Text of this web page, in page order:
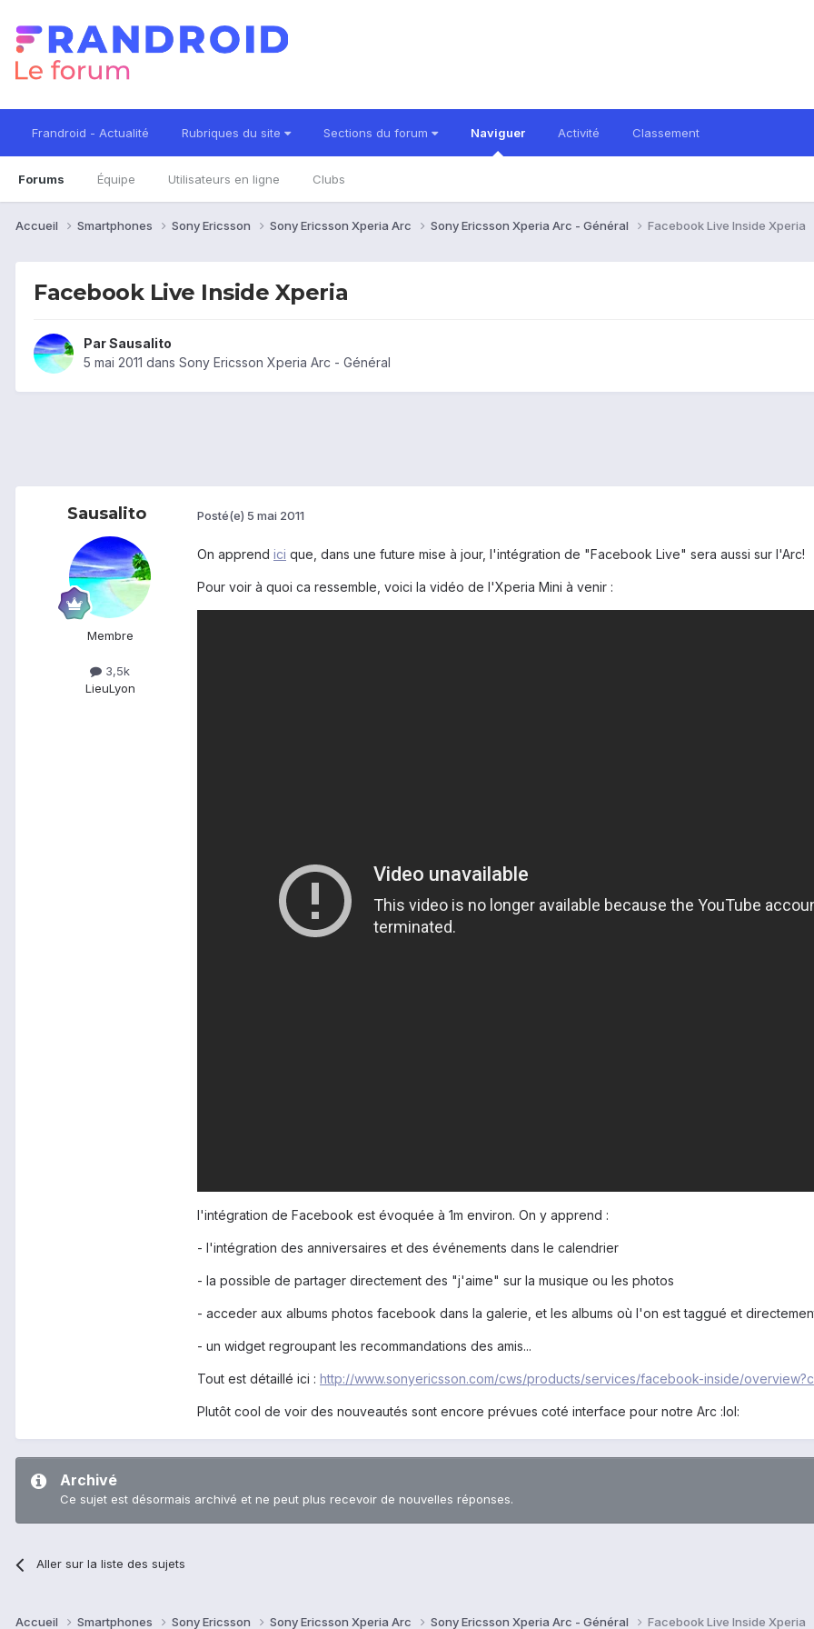
Frandroid - Actualité Rubriques du site Sections du forum Naviguer
Forums Équipe Utilisateurs en ligne Clubs
Activité Classement
Accueil Smartphones Sony Ericsson Sony Ericsson Xperia Arc Sony Ericsson Xperia Arc - Général Facebook Live Inside Xperia
Facebook Live Inside Xperia
ParSausalito
5 mai 2011 dans Sony Ericsson Xperia Arc - Général
Sausalito
Membre
3,5k
LieuLyon
Posté(e) 5 mai 2011
On apprend ici que, dans une future mise à jour, l'intégration de "Facebook Live" sera aussi sur l'Arc!
Pour voir à quoi ca ressemble, voici la vidéo de l'Xperia Mini à venir :
l'intégration de Facebook est évoquée à 1m environ. On y apprend :
- l'intégration des anniversaires et des événements dans le calendrier
- la possible de partager directement des "j'aime" sur la musique ou les photos
- acceder aux albums photos facebook dans la galerie, et les albums où l'on est taggué et
- un widget regroupant les recommandations des amis...
Tout est détaillé ici : http://www.sonyericsson.com/cws/products/services/facebook-inside/
Plutôt cool de voir des nouveautés sont encore prévues coté interface pour notre Arc :lol:
Archivé
Ce sujet est désormais archivé et ne peut plus recevoir de nouvelles réponses.
Aller sur la liste des sujets
Accueil Smartphones Sony Ericsson Sony Ericsson Xperia Arc Sony Ericsson Xperia Arc - Général Facebook Live Inside Xperia